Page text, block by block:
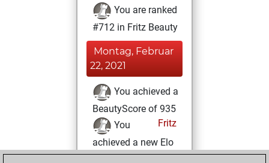
You are ranked
#712 in Fritz Beauty
Montag, Februar
22, 2021
You achieved a
BeautyScore of 935
Fritz
You
achieved a new Elo
of 1490